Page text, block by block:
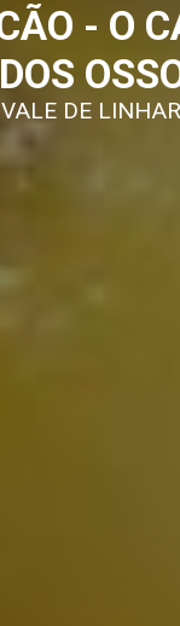
- O
DOS
VALE DE